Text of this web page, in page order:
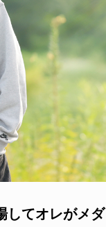
してオレがメダ